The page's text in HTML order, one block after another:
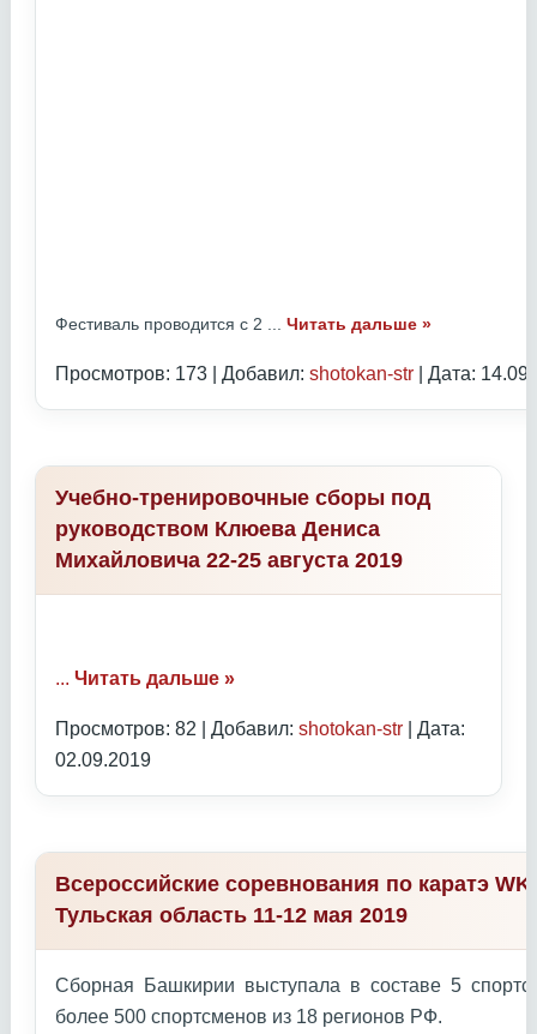
Фестиваль проводится с 2 Читать дальше »
Просмотров: 173 | Добавил: shotokan-str | Дата:
Учебно-тренировочные сборы под
руководством Клюева Дениса
Михайловича 22-25 августа 2019
... Читать дальше »
Просмотров: 82 | Добавил: shotokan-str | Дата:
02.09.2019
Всероссийские соревнования по каратэ
Тульская область 11-12 мая 2019
Сборная Башкирии выступала в составе 5
более 500 спортсменов из 18 регионов РФ.